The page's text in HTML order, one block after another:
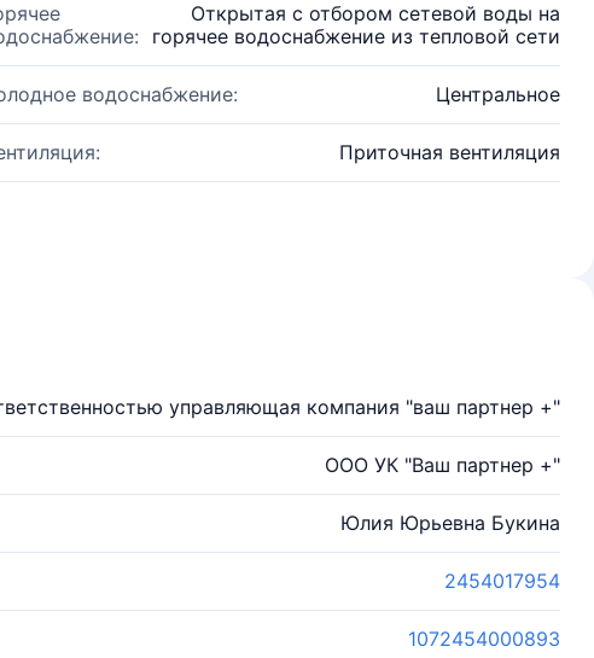
Открытая с отбором сетевой воды на
горячее водоснабжение из тепловой сети
водоснабжение: Центральное
Приточная вентиляция
управляющая компания "ваш партнер +"
ООО УК "Ваш партнер +"
Юлия Юрьевна Букина
2454017954
1072454000893